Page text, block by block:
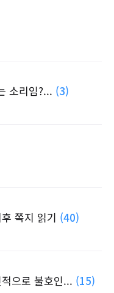
소리임?... (3)
쪽지 읽기 (40)
으로 불호인... (15)